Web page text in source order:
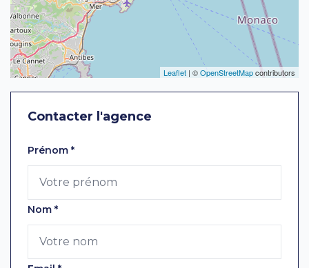
Leaflet | ©OpenStreetMapcontributors
Contacter l'agence
Laissez ce champ vide
Prénom *
Nom *